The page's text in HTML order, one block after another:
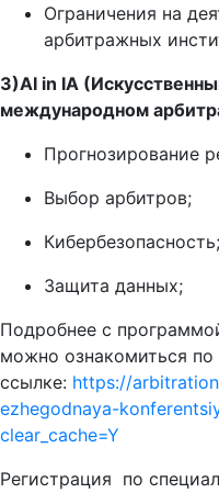
Ограничения на
арбитражных
3)AI in IA
международном
Прогнозирование
Выбор арбитров;
Кибербезопасность;
Защита данных;
Подробнее с
можно ознакомиться по
ссылке: https://
ezhegodnaya-
clear_cache=Y
Регистрация по